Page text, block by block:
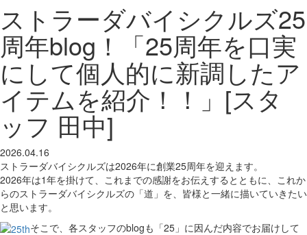
ストラーダバイシクルズ25
周年blog！「25周年を口実
にして個人的に新調したア
イテムを紹介！！」[スタ
ッフ 田中]
2026.04.16
ストラーダバイシクルズは2026年に創業25周年を迎えます。
2026年は1年を掛けて、これまでの感謝をお伝えするとともに、これか
らのストラーダバイシクルズの「道」を、皆様と一緒に描いていきたい
と思います。
そこで、各スタッフのblogも「25」に因んだ内容でお届けして